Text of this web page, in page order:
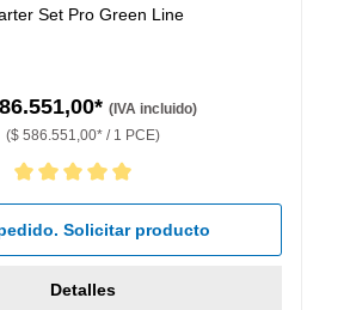
Set Pro Green Line
(IVA incluido)
($ 586.551,00* / 1 PCE)
de 5 de 5 estrellas
Solicitar producto
Detalles